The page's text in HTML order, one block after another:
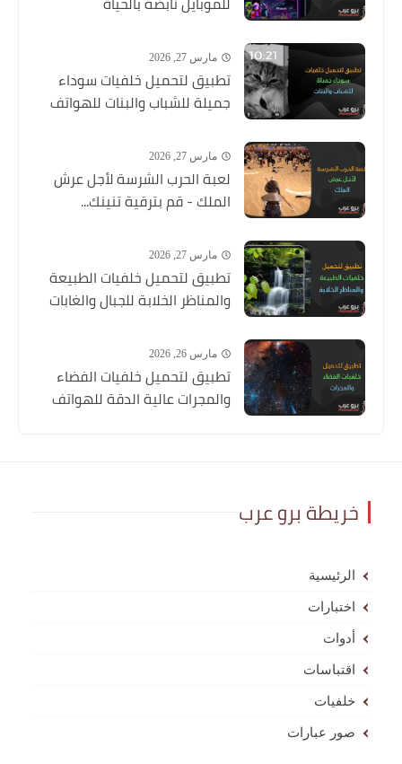
مارس 27, 2026
تطبيق لتحميل خلفيات سوداء
جميلة للشباب والبنات للهواتف
مارس 27, 2026
لعبة الحرب الشرسة لأجل عرش
الملك - قم بترقية تنينك...
مارس 27, 2026
تطبيق لتحميل خلفيات الطبيعة
والمناظر الخلابة للجبال والغابات
مارس 26, 2026
تطبيق لتحميل خلفيات الفضاء
والمجرات عالية الدقة للهواتف
خريطة برو عرب
الرئيسية
اختبارات
أدوات
اقتباسات
خلفيات
صور عبارات